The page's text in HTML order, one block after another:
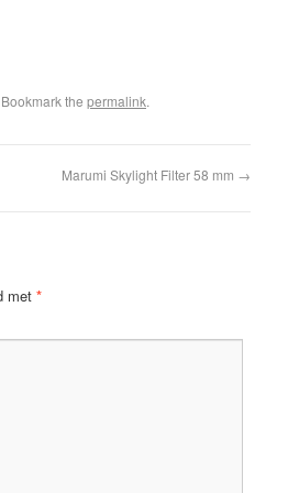
the permalink.
Marumi Skylight Filter 58 mm →
met *